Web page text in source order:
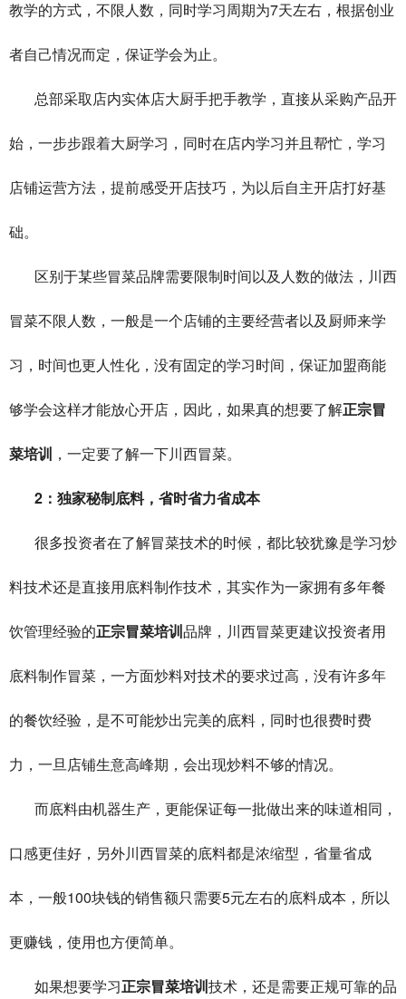
教学的方式，不限人数，同时学习周期为7天左右，根据创业
者自己情况而定，保证学会为止。
总部采取店内实体店大厨手把手教学，直接从采购产品开
始，一步步跟着大厨学习，同时在店内学习并且帮忙，学习
店铺运营方法，提前感受开店技巧，为以后自主开店打好基
础。
区别于某些冒菜品牌需要限制时间以及人数的做法，川西
冒菜不限人数，一般是一个店铺的主要经营者以及厨师来学
习，时间也更人性化，没有固定的学习时间，保证加盟商能
够学会这样才能放心开店，因此，如果真的想要了解正宗冒
菜培训 ，一定要了解一下川西冒菜。
2 ：独家秘制底料，省时省力省成本
很多投资者在了解冒菜技术的时候，都比较犹豫是学习炒
料技术还是直接用底料制作技术，其实作为一家拥有多年餐
饮管理经验的正宗冒菜培训 品牌，川西冒菜更建议投资者用
底料制作冒菜，一方面炒料对技术的要求过高，没有许多年
的餐饮经验，是不可能炒出完美的底料，同时也很费时费
力，一旦店铺生意高峰期，会出现炒料不够的情况。
而底料由机器生产，更能保证每一批做出来的味道相同，
口感更佳好，另外川西冒菜的底料都是浓缩型，省量省成
本，一般100块钱的销售额只需要5元左右的底料成本，所以
更赚钱，使用也方便简单。
如果想要学习正宗冒菜培训 技术，还是需要正规可靠的品